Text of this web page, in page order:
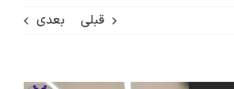
مقالات آموزشی
قبلی بعدی